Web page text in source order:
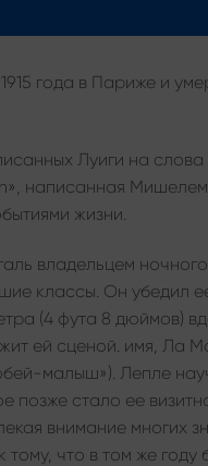
года в Париже и
Луиги на слова
написанная
жизни.
владельцем
классы. Он убедил
(4 фута 8 дюймов)
ей сценой. имя, Ла
малыш»). Лепле
позже стало ее
внимание многих
что в том же